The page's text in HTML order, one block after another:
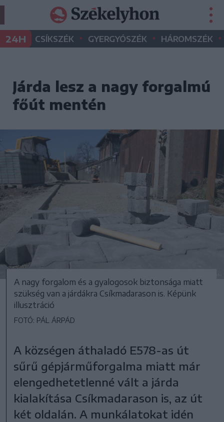
24H CSÍKSZÉK • GYERGYÓSZÉK • HÁROMSZÉK •
Járda lesz a nagy forgalmú
főút mentén
A nagy forgalom és a gyalogosok biztonsága miatt
szükség van a járdákra Csíkmadarason is. Képünk
illusztráció
FOTÓ: PÁL ÁRPÁD
A községen áthaladó E578-as út
sűrű gépjárműforgalma miatt már
elengedhetetlenné vált a járda
kialakítása Csíkmadarason is, az út
két oldalán. A munkálatokat idén